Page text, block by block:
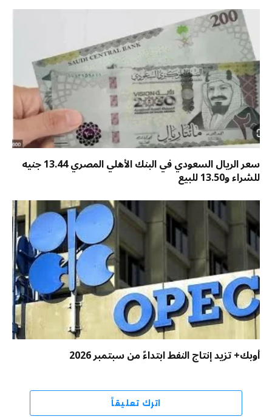
سعر الريال السعودي في البنك الأهلي المصري 13.44 جنيه
للشراء و13.50 للبيع
أوبك+ تزيد إنتاج النفط ابتداءً من سبتمبر 2026
اترك تعليقاً